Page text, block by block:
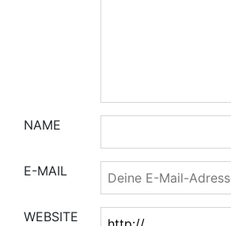
NAME
E-MAIL
WEBSITE